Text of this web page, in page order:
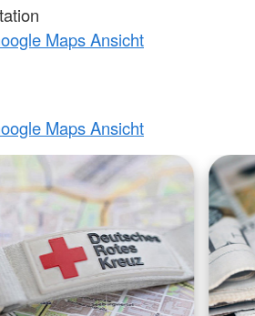
Maps Ansicht
Maps Ansicht